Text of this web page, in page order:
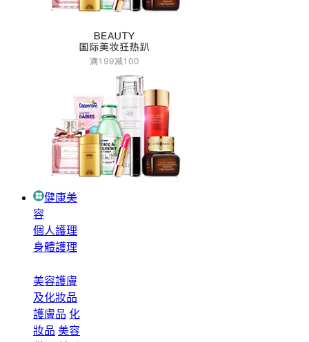
健康美
容
個人護理
身體護理
美容護膚
及化妝品
護膚品 化
妝品 美容